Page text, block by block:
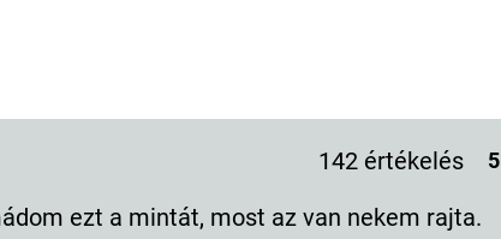
142 értékelés 5
ezt a mintát, most az van nekem rajta.